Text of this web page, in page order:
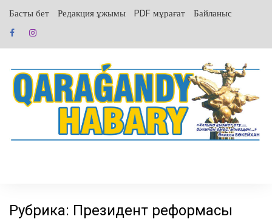
содержанию
Басты бет Редакция ұжымы PDF мұрағат Байланыс
Рубрика: Президент реформасы